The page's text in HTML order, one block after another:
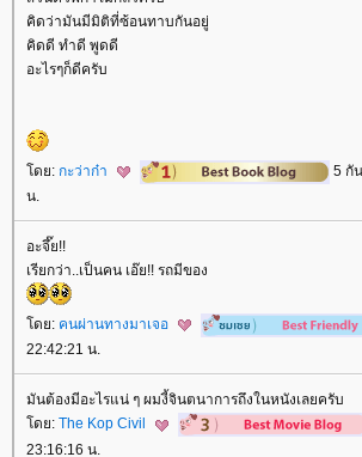
คิดว่ามันมีมิติที่ซ้อนทาบกันอยู่
คิดดี ทำดี พูดดี
อะไรๆก็ดีครับ
ดย: กะว่าก๋า
5 กั
น.
อะจึ๊ย!!
เรียกว่า..เป็นคน เอ๊ย!! รถมีของ
ดย: คนผ่านทางมาเจอ
22:42:21 น.
มันต้องมีอะไรแน่ ๆ ผมงี้จินตนาการถึงในหนังเลยครับ
ดย: The Kop Civil
23:16:16 น.